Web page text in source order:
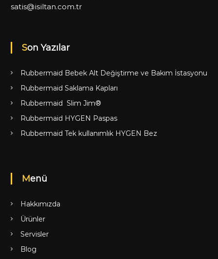
satis@isiltan.com.tr
Son Yazılar
Rubbermaid Bebek Alt Değiştirme ve Bakım İstasyonu
Rubbermaid Saklama Kapları
Rubbermaid Slim Jim®
Rubbermaid HYGEN Paspas
Rubbermaid Tek kullanımlık HYGEN Bez
Menü
Hakkımızda
Ürünler
Servisler
Blog